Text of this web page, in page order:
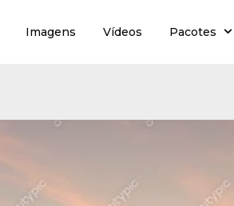
Imagens Vídeos Pacotes